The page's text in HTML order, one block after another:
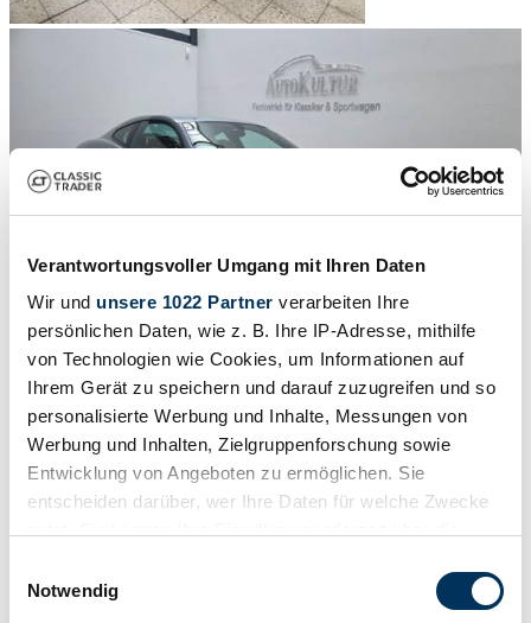
Verantwortungsvoller Umgang mit Ihren Daten
Wir und unsere 1022 Partner verarbeiten Ihre
persönlichen Daten, wie z. B. Ihre IP-Adresse, mithilfe
von Technologien wie Cookies, um Informationen auf
Ihrem Gerät zu speichern und darauf zuzugreifen und so
personalisierte Werbung und Inhalte, Messungen von
Werbung und Inhalten, Zielgruppenforschung sowie
Entwicklung von Angeboten zu ermöglichen. Sie
entscheiden darüber, wer Ihre Daten für welche Zwecke
Trigger Symbol ändern oder widerrufen
Notwendig
/10
2004 | Ferrari 612 Scaglietti
99.612 €